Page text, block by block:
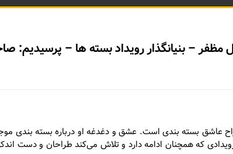
مظفر – بنیانگذار رویداد بسته ها –
عاشق بسته بندی است. عشق و دغدغه او درباره بسته بندی
که همچنان ادامه دارد و تلاش می‌کند طراحان و دست